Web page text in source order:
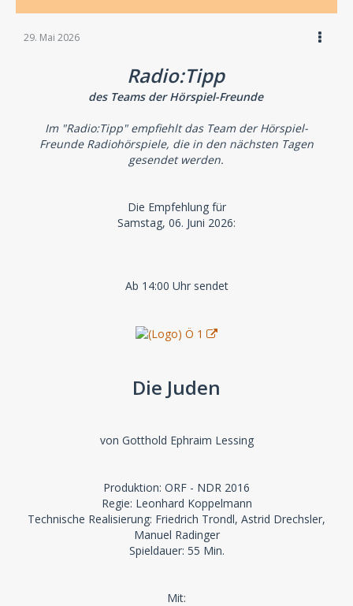
29. Mai 2026
Radio:Tipp
des Teams der Hörspiel-Freunde
Im "Radio:Tipp" empfiehlt das Team der Hörspiel-
Freunde Radiohörspiele, die in den nächsten Tagen
gesendet werden.
Die Empfehlung für
Samstag, 06. Juni 2026:
Ab 14:00 Uhr sendet
Die Juden
von Gotthold Ephraim Lessing
Produktion: ORF - NDR 2016
Regie: Leonhard Koppelmann
Technische Realisierung: Friedrich Trondl, Astrid Drechsler,
Manuel Radinger
Spieldauer: 55 Min.
Mit: